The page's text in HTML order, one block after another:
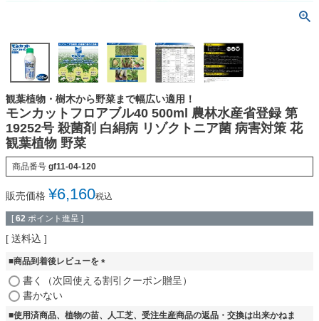
観葉植物・樹木から野菜まで幅広い適用！
モンカットフロアブル40 500ml 農林水産省登録 第
19252号 殺菌剤 白絹病 リゾクトニア菌 病害対策 花
観葉植物 野菜
商品番号 gf11-04-120
販売価格 ¥6,160税込
[ 62 ポイント進呈 ]
送料込
■商品到着後レビューを
(
)
書く（次回使える割引クーポン贈呈）
書かない
■使用済商品、植物の苗、人工芝、受注生産商品の返品・交換は出来かねま